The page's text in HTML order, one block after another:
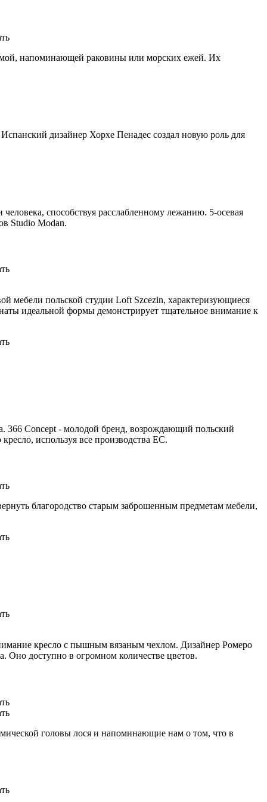
напоминающей раковины или морских ежей. Их
дизайнер Хорхе Пенадес создал новую роль для
способствуя расслабленному лежанию. 5-осевая
Studio Modan.
мебели польской студии Loft Szcezin, характеризующиеся
идеальной формы демонстрирует тщательное внимание к
366 Concept - молодой бренд, возрождающий польский
используя все производства ЕС.
благородство старым заброшенным предметам мебели,
кресло с пышным вязаным чехлом. Дизайнер Ромеро
Оно доступно в огромном количестве цветов.
головы лося и напоминающие нам о том, что в